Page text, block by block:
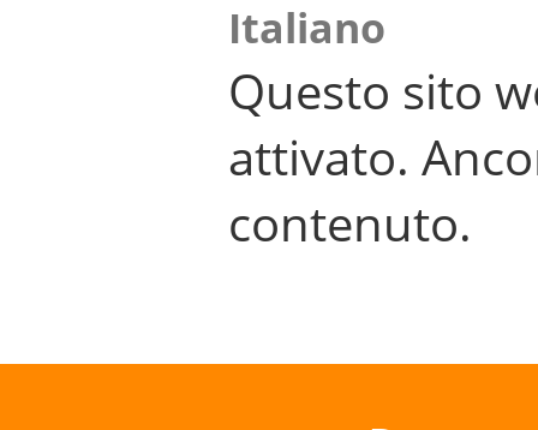
Italiano
Questo sito
attivato.
contenuto.